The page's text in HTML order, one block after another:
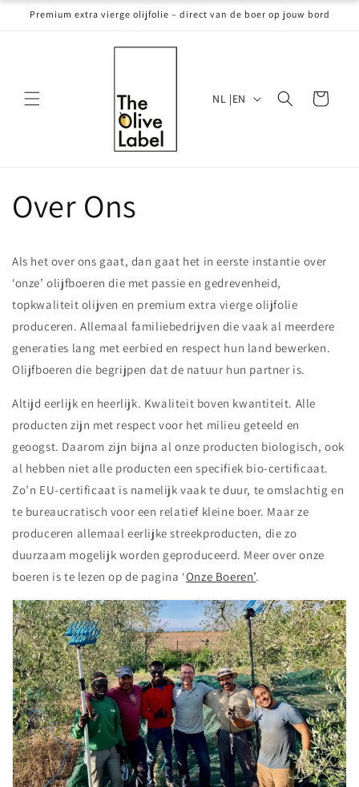
Meteen
naar de
Premium extra vierge olijfolie – direct van de boer op jouw bord
NL |EN Winkelwagen
Over Ons
Als het over ons gaat, dan gaat het in eerste instantie over
‘onze’ olijfboeren die met passie en gedrevenheid,
topkwaliteit olijven en premium extra vierge olijfolie
produceren. Allemaal familiebedrijven die vaak al meerdere
generaties lang met eerbied en respect hun land bewerken.
Olijfboeren die begrijpen dat de natuur hun partner is.
Altijd eerlijk en heerlijk. Kwaliteit boven kwantiteit. Alle
producten zijn met respect voor het milieu geteeld en
geoogst. Daarom zijn bijna al onze producten biologisch, ook
al hebben niet alle producten een specifiek bio-certificaat.
Zo’n EU-certificaat is namelijk vaak te duur, te omslachtig en
te bureaucratisch voor een relatief kleine boer. Maar ze
produceren allemaal eerlijke streekproducten, die zo
duurzaam mogelijk worden geproduceerd. Meer over onze
boeren is te lezen op de pagina ‘Onze Boeren’.